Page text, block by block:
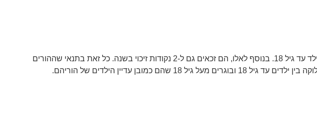
הורים לילדים בעלי צרכים מיוחדים זכאים לנקודות זיכוי מתוקף היותם הורים לילדים בזהה לכל הורה אחר לילד עד גיל 18. בנוסף לאלו, הם זכאים גם ל-2 נקודות זיכוי בשנה. כל זאת בתנאי שההורים
עדיין הילדים של הוריהם.